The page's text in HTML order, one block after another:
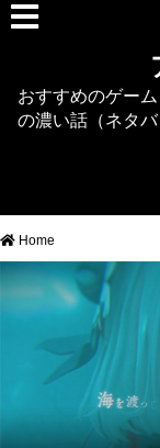
デタリキZ
アナザーエデン
RTS/MOBA
アクション
シミュレーション
牧場婚活
DEAD OR
おすすめのゲー
の濃い話（ネタ
Home